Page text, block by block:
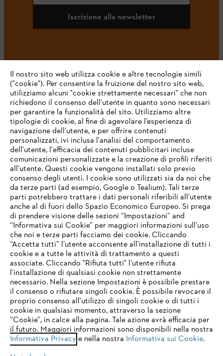
Iscrizione alla newsletter
#STIHL
L’azienda
STIHL FAQ
Service
Termini e condizioni generali Privacy policy
Note legali Cookies Informazioni legali
Andreas STIHL S.p.A. - Viale delle Industrie, 15
20040 Cambiago (MI)
IHR BROWSER WIRD NICHT
UNTERSTÜTZT
Sie nutzen einen Browser, den wir noch nicht unterstützen. Für
eine optimale Nutzung unserer Seite empfehlen wir Ihnen, zu
einem der folgenden Browser zu wechseln:
firefox chrome
Il nostro sito web utilizza cookie e altre tecnologie simili
("cookie"). Per consentire la fruizione del nostro sito web,
utilizziamo alcuni "cookie strettamente necessari" che non
richiedono il consenso dell’utente in quanto sono necessari
per garantire la funzionalità del sito. Utilizziamo altre
tipologie di cookie, al fine di agevolare l’esperienza di
navigazione dell’utente, e per offrire contenuti
personalizzati, ivi inclusa l'analisi del comportamento
dell’utente, l'efficacia dei contenuti pubblicitari incluse
comunicazioni personalizzate e la creazione di profili riferiti
all’utente. Questi cookie vengono installati solo previo
consenso degli utenti. I cookie sono utilizzati sia da noi che
da terze parti (ad esempio, Google o Tealium). Tali terze
parti potrebbero trattare i dati personali riferibili all’utente
anche al di fuori dello Spazio Economico Europeo. Si prega
di prendere visione delle sezioni “Impostazioni” and
“Informativa sui Cookie” per maggiori informazioni sull’uso
che noi e terze parti facciamo dei cookie. Cliccando
“Accetta tutti” l’utente acconsente all’installazione di tutti i
cookie e a tutte le attività di trattamento a questi
associate. Cliccando "Rifiuta tutti" l’utente rifiuta
l’installazione di qualsiasi cookie non strettamente
necessario. Nella sezione Impostazioni è possibile prestare
il consenso o rifiutare singoli cookie. È possibile revocare il
proprio consenso all'utilizzo di singoli cookie o di tutti i
cookie in qualsiasi momento, attraverso la sezione
“Cookie”, in calce alla pagina. Tale azione avrà efficacia per
il futuro. Maggiori informazioni sono disponibili nella nostra
Informativa Privacy e nella nostra Informativa sui Cookie.